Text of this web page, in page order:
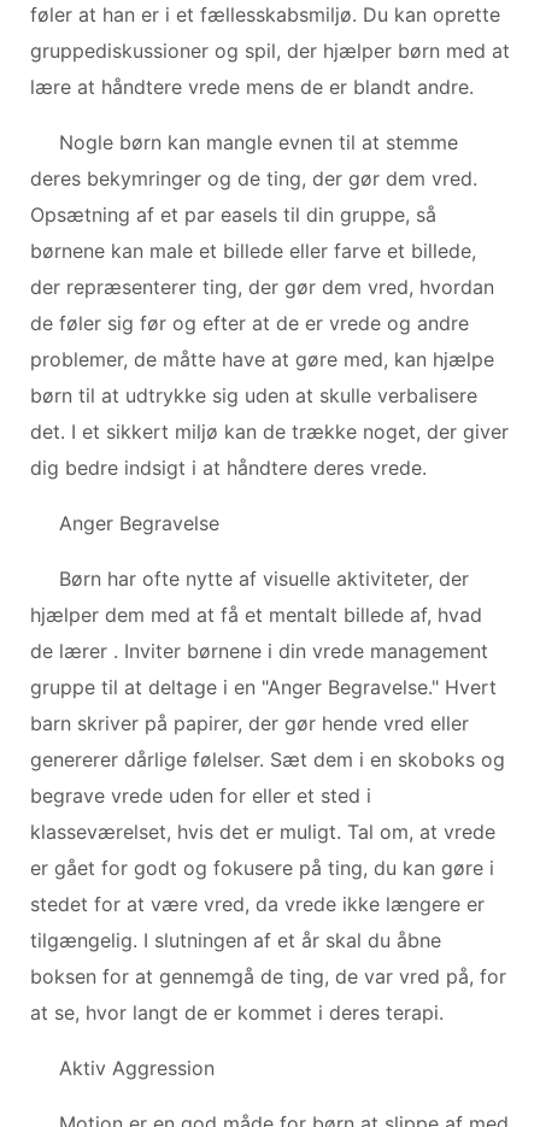
føler at han er i et fællesskabsmiljø. Du kan oprette
gruppediskussioner og spil, der hjælper børn med at
lære at håndtere vrede mens de er blandt andre.
Nogle børn kan mangle evnen til at stemme
deres bekymringer og de ting, der gør dem vred.
Opsætning af et par easels til din gruppe, så
børnene kan male et billede eller farve et billede,
der repræsenterer ting, der gør dem vred, hvordan
de føler sig før og efter at de er vrede og andre
problemer, de måtte have at gøre med, kan hjælpe
børn til at udtrykke sig uden at skulle verbalisere
det. I et sikkert miljø kan de trække noget, der giver
dig bedre indsigt i at håndtere deres vrede.
Anger Begravelse
Børn har ofte nytte af visuelle aktiviteter, der
hjælper dem med at få et mentalt billede af, hvad
de lærer . Inviter børnene i din vrede management
gruppe til at deltage i en "Anger Begravelse." Hvert
barn skriver på papirer, der gør hende vred eller
genererer dårlige følelser. Sæt dem i en skoboks og
begrave vrede uden for eller et sted i
klasseværelset, hvis det er muligt. Tal om, at vrede
er gået for godt og fokusere på ting, du kan gøre i
stedet for at være vred, da vrede ikke længere er
tilgængelig. I slutningen af ​​et år skal du åbne
boksen for at gennemgå de ting, de var vred på, for
at se, hvor langt de er kommet i deres terapi.
Aktiv Aggression